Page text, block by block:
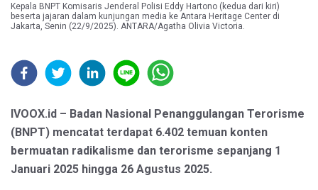
Kepala BNPT Komisaris Jenderal Polisi Eddy Hartono (kedua dari kiri)
beserta jajaran dalam kunjungan media ke Antara Heritage Center di
Jakarta, Senin (22/9/2025). ANTARA/Agatha Olivia Victoria.
IVOOX.id – Badan Nasional Penanggulangan Terorisme
(BNPT) mencatat terdapat 6.402 temuan konten
bermuatan radikalisme dan terorisme sepanjang 1
Januari 2025 hingga 26 Agustus 2025.